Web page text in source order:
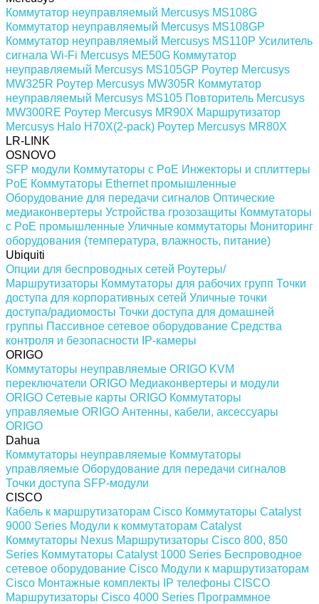
Коммутатор неуправляемый Mercusys MS108G
Коммутатор неуправляемый Mercusys MS108GP
Коммутатор неуправляемый Mercusys MS110P Усилитель
сигнала Wi-Fi Mercusys ME50G Коммутатор
неуправляемый Mercusys MS105GP Роутер Mercusys
MW325R Роутер Mercusys MW305R Коммутатор
неуправляемый Mercusys MS105 Повторитель Mercusys
MW300RE Роутер Mercusys MR90X Маршрутизатор
Mercusys Halo H70X(2-pack) Роутер Mercusys MR80X
LR-LINK
OSNOVO
SFP модули Коммутаторы c PoE Инжекторы и сплиттеры
PoE Коммутаторы Ethernet промышленные
Оборудование для передачи сигналов Оптические
медиаконвертеры Устройства грозозащиты Коммутаторы
с PoE промышленные Уличные коммутаторы Мониторинг
оборудования (температура, влажность, питание)
Ubiquiti
Опции для беспроводных сетей Роутеры/
Маршрутизаторы Коммутаторы для рабочих групп Точки
доступа для корпоративных сетей Уличные точки
доступа/радиомосты Точки доступа для домашней
группы Пассивное сетевое оборудование Средства
контроля и безопасности
IP-камеры
ORIGO
Коммутаторы неуправляемые ORIGO KVM
переключатели ORIGO Медиаконвертеры и модули
ORIGO Сетевые карты ORIGO Коммутаторы
управляемые ORIGO Антенны, кабели, аксессуары
ORIGO
Dahua
Коммутаторы неуправляемые Коммутаторы
управляемые Оборудование для передачи сигналов
Точки доступа SFP-модули
CISCO
Кабель к маршрутизаторам Cisco Коммутаторы Catalyst
9000 Series Модули к коммутаторам Catalyst
Коммутаторы Nexus Маршрутизаторы Cisco 800, 850
Series Коммутаторы Catalyst 1000 Series Беспроводное
сетевое оборудование Cisco Модули к маршрутизаторам
Cisco Монтажные комплекты
IP телефоны СISCO
Маршрутизаторы Cisco 4000 Series Программное